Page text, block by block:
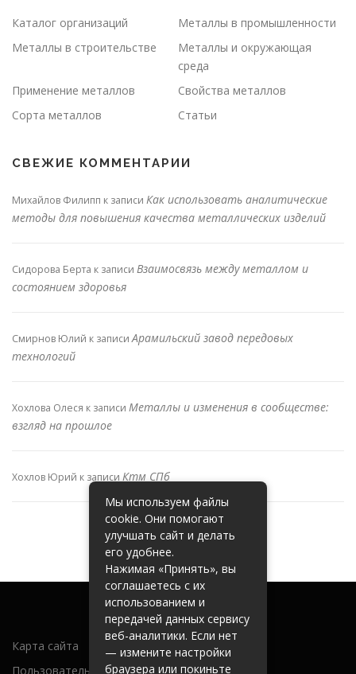
Каталог организаций
Металлы в промышленности
Металлы в строительстве
Металлы и окружающая
среда
Применение металлов
Свойства металлов
Сорта металлов
Статьи
СВЕЖИЕ КОММЕНТАРИИ
Михайлов Филипп к записи Как использовать аналитические
методы для повышения качества металлических изделий
Сидорова Берта к записи Взаимосвязь между металлом и
состоянием здоровья
Смирнов Юлий к записиАрамильский завод передовых
технологий
Хохлова Олеся к записи Металлы и изменения в сообществе:
взгляд на прошлое
Хохлов Юрий к записи Ктм СПб
Карта сайта
Пользовательское соглашение
Мы используем файлы
cookie. Они помогают
улучшать сайт и делать
его удобнее.
Нажимая «Принять», вы
соглашаетесь с их
использованием и
передачей данных сервису
веб-аналитики. Если нет
— измените настройки
браузера или покиньте